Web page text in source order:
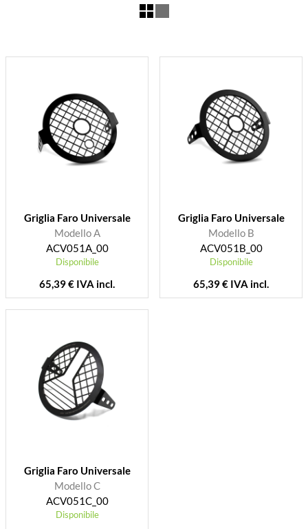
Griglia Faro Universale
Modello A
ACV051A_00
Disponibile
65,39 € IVA incl.
Griglia Faro Universale
Modello B
ACV051B_00
Disponibile
65,39 € IVA incl.
Griglia Faro Universale
Modello C
ACV051C_00
Disponibile